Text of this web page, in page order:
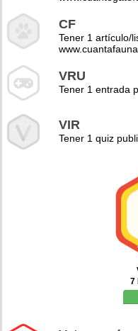
CF
Tener 1 artículo/
VRU
Tener 1 entrada
VIR
Tener 1 quiz
7